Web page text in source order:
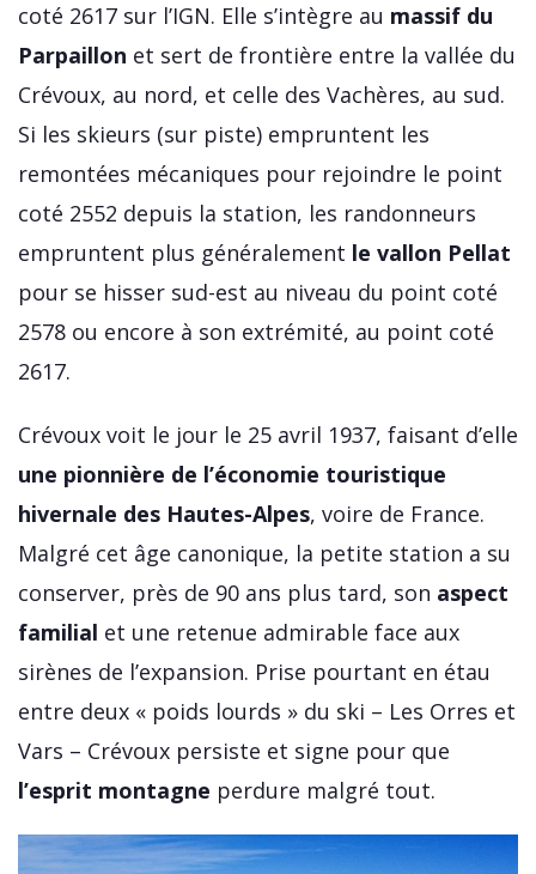
coté 2617 sur l’IGN. Elle s’intègre au massif du
Parpaillon et sert de frontière entre la vallée du
Crévoux, au nord, et celle des Vachères, au sud.
Si les skieurs (sur piste) empruntent les
remontées mécaniques pour rejoindre le point
coté 2552 depuis la station, les randonneurs
empruntent plus généralement le vallon Pellat
pour se hisser sud-est au niveau du point coté
2578 ou encore à son extrémité, au point coté
2617.
Crévoux voit le jour le 25 avril 1937, faisant d’elle
une pionnière de l’économie touristique
hivernale des Hautes-Alpes, voire de France.
Malgré cet âge canonique, la petite station a su
conserver, près de 90 ans plus tard, son aspect
familial et une retenue admirable face aux
sirènes de l’expansion. Prise pourtant en étau
entre deux « poids lourds » du ski – Les Orres et
Vars – Crévoux persiste et signe pour que
l’esprit montagne perdure malgré tout.